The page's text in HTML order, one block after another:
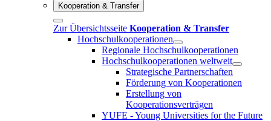
Kooperation & Transfer
Zur Übersichtsseite Kooperation & Transfer
Hochschulkooperationen
Regionale Hochschulkooperationen
Hochschulkooperationen weltweit
Strategische Partnerschaften
Förderung von Kooperationen
Erstellung von
Kooperationsverträgen
YUFE - Young Universities for the Future